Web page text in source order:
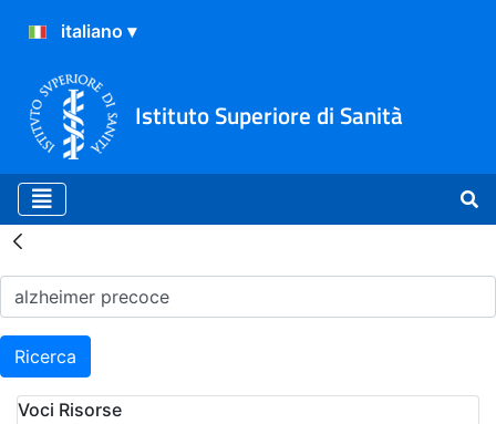
Istituto Superiore di Sanità
Risultati della Ricerca -
Ricerca
Voci Risorse